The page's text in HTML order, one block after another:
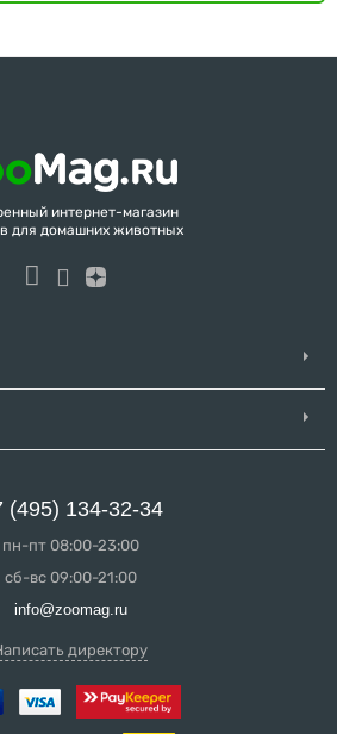
интернет-магазин
для домашних животных
(495) 134-32-34
пн-пт 08:00-23:00
сб-вс 09:00-21:00
info@zoomag.ru
директору